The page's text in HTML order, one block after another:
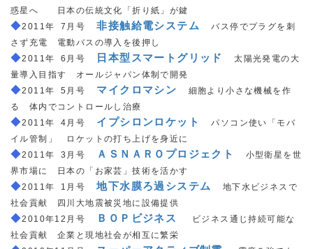
惑星へ 日本の伝統文化「折り紙」が鍵
◆2011年 7月号 ＿非接触給電システム ＿バス停でプラグを刺
さず充電 電動バスの導入を後押し
◆2011年 6月号 日本型スマートグリッド ＿太陽光発電の大
量導入目指す オールジャパン体制で開発
◆2011年 5月号 マイクロマシン
細胞より小さな機械を作
る 体内でコントロールし治療
◆2011年 4月号 イプシロンロケット
パソコン使い「モバ
イル管制」 ロケットの打ち上げを身近に
◆2011年 3月号 ＡＳＮＡＲＯプロジェクト
小型衛星を世
界市場に 日本の「お家芸」技術を活かす
◆2011年 1月号 ＿地下水膜ろ過システム
地下水ビジネスで
社会貢献 四川大地震被災地に設備提供
◆2010年12月号 ＢＯＰビジネス
ビジネス通じ持続可能な
社会貢献 企業と現地社会が相互に繁栄